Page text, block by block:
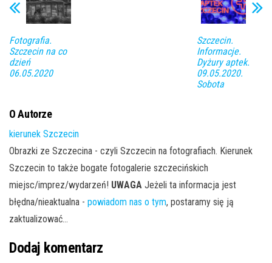
Fotografia.
Szczecin na co
dzień
06.05.2020
Szczecin.
Informacje.
Dyżury aptek.
09.05.2020.
Sobota
O Autorze
kierunek Szczecin
Obrazki ze Szczecina - czyli Szczecin na fotografiach. Kierunek
Szczecin to także bogate fotogalerie szczecińskich
miejsc/imprez/wydarzeń! UWAGA Jeżeli ta informacja jest
błędna/nieaktualna - powiadom nas o tym, postaramy się ją
zaktualizować...
Dodaj komentarz